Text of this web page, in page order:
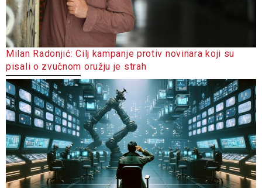
Milan Radonjić: Cilj kampanje protiv novinara koji su
pisali o zvučnom oružju je strah